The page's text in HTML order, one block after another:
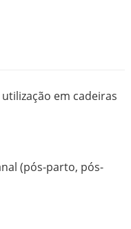
em cadeiras
(pós-parto, pós-